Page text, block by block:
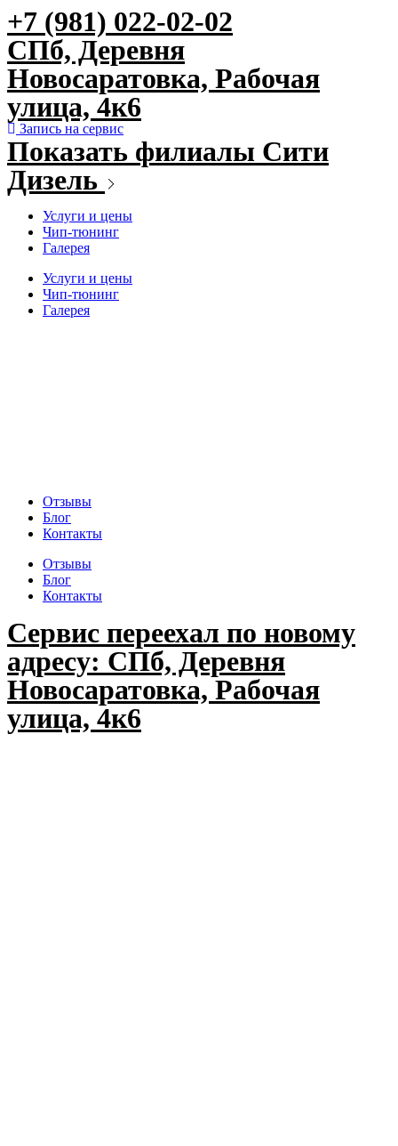
Перейти
к
содержимому
+7 (981) 022-02-02
СПб, Деревня
Новосаратовка, Рабочая
улица, 4к6
Запись на сервис
Показать филиалы Сити
Дизель
Услуги и цены
Чип-тюнинг
Галерея
Услуги и цены
Чип-тюнинг
Галерея
Отзывы
Блог
Контакты
Отзывы
Блог
Контакты
Сервис переехал по новому
адресу: СПб, Деревня
Новосаратовка, Рабочая
улица, 4к6